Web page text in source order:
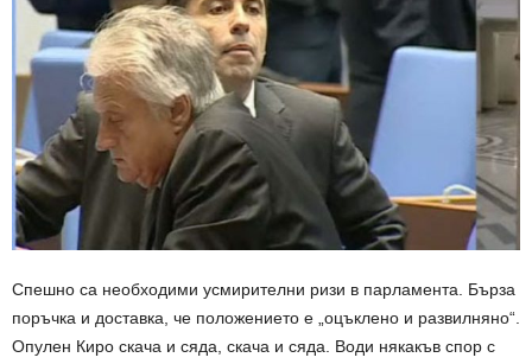
Спешно са необходими усмирителни ризи в парламента. Бърза
поръчка и доставка, че положението е „оцъклено и развилняно“.
Опулен Киро скача и сяда, скача и сяда. Води някакъв спор с